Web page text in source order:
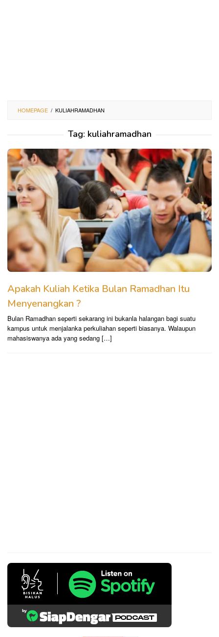
HOMEPAGE / KULIAHRAMADHAN
Tag: kuliahramadhan
Apakah Kuliah Ketika Bulan Ramadhan Itu
Menyenangkan ?
Bulan Ramadhan seperti sekarang ini bukanla halangan bagi suatu
kampus untuk menjalanka perkuliahan seperti biasanya. Walaupun
mahasiswanya ada yang sedang […]